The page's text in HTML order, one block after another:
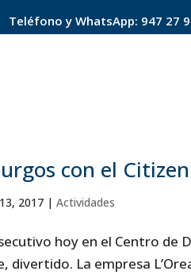
Teléfono y WhatsApp: 947 27
con el
2017 |Actividades
hoy en el Centro de
divertido. La empresa